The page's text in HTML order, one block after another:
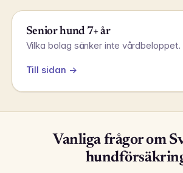
Senior hund 7+ år
Vilka bolag sänker inte vårdbeloppet.
Till sidan →
Vanliga frågor om